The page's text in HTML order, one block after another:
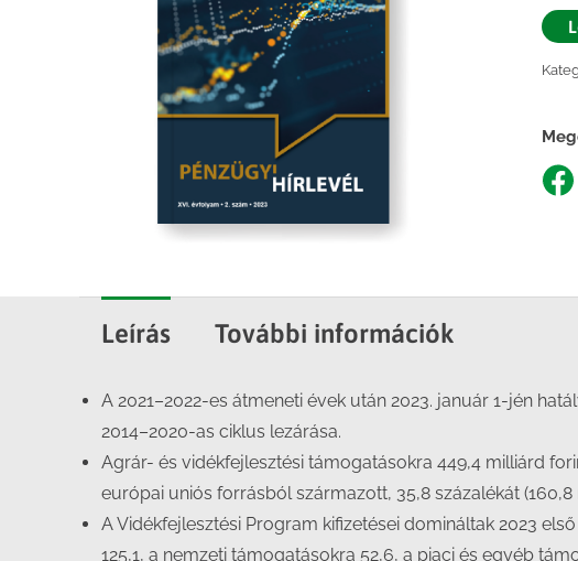
Leírás További információk
A 2021–2022-es átmeneti évek után 2023. január 1-jén
2014–2020-as ciklus lezárása.
Agrár- és vidékfejlesztési támogatásokra 449,4 milliárd
európai uniós forrásból származott, 35,8 százalékát
A Vidékfejlesztési Program kifizetései domináltak 2023
125,1, a nemzeti támogatásokra 52,6, a piaci és egyéb